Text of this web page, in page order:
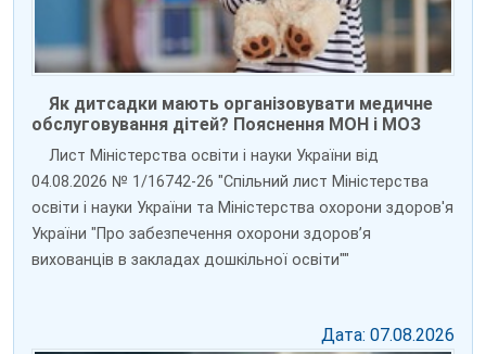
Як дитсадки мають організовувати медичне
обслуговування дітей? Пояснення МОН і МОЗ
Лист Міністерства освіти і науки України від
04.08.2026 № 1/16742-26 "Спільний лист Міністерства
освіти і науки України та Міністерства охорони здоров'я
України "Про забезпечення охорони здоров’я
вихованців в закладах дошкільної освіти""
Дата: 07.08.2026